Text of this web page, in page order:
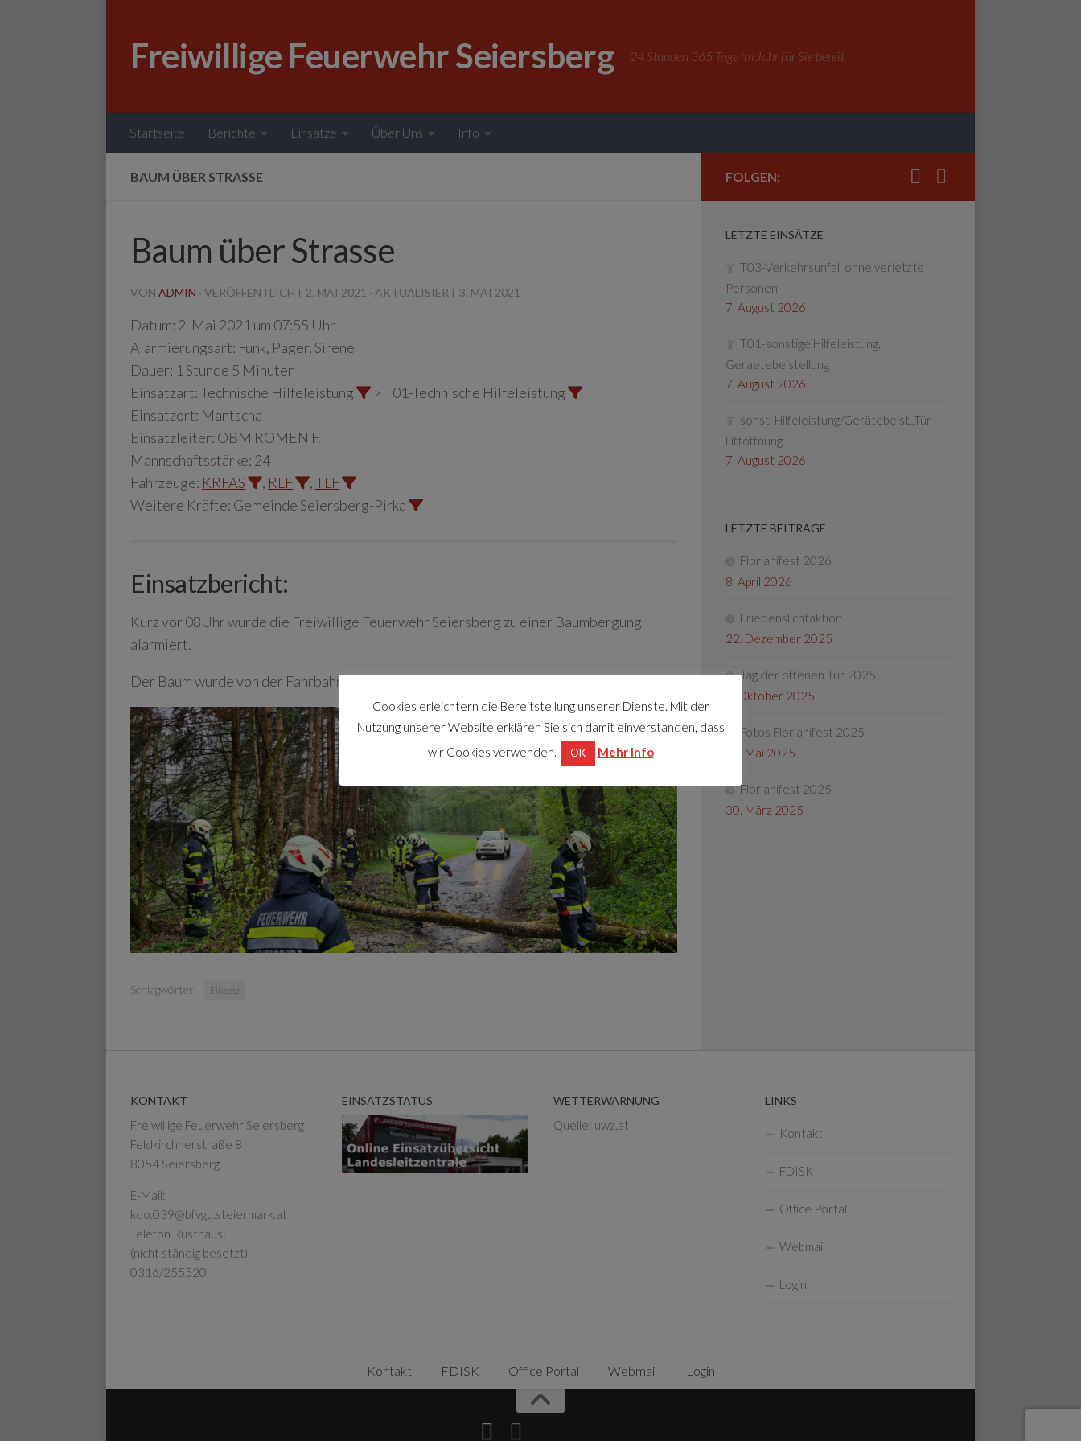
Freiwillige Feuerwehr Seiersberg 24 Stunden 365 Tage im Jahr für Sie bereit
Startseite Berichte Einsätze Über Uns Info
BAUM ÜBER STRASSE
Baum über Strasse
VON ADMIN · VERÖFFENTLICHT 2. MAI 2021 · AKTUALISIERT 3. MAI 2021
Datum: 2. Mai 2021 um 07:55 Uhr
Alarmierungsart: Funk, Pager, Sirene
Dauer: 1 Stunde 5 Minuten
Einsatzart:Technische Hilfeleistung
> T01-Technische Hilfeleistung
Einsatzort: Mantscha
Einsatzleiter: OBM ROMEN F.
Mannschaftsstärke: 24
Fahrzeuge: KRFAS , RLF ,TLF
Weitere Kräfte: Gemeinde Seiersberg-Pirka
Einsatzbericht:
Kurz vor 08Uhr wurde die Freiwillige Feuerwehr Seiersberg zu einer Baumbergung
alarmiert.
Der Baum wurde von der Fahrbahn entfernt.
Schlagwörter: Einsatz
FOLGEN:
LETZTE EINSÄTZE
T03-Verkehrsunfall ohne verletzte
Personen
7. August 2026
T01-sonstige Hilfeleistung,
Geraetebeistellung
7. August 2026
sonst. Hilfeleistung/Gerätebeist.,Tür-
Liftöffnung
7. August 2026
LETZTE BEITRÄGE
Florianifest 2026
8. April 2026
Friedenslichtaktion
22. Dezember 2025
Tag der offenen Tür 2025
4. Oktober 2025
Fotos Florianifest 2025
13. Mai 2025
Florianifest 2025
30. März 2025
KONTAKT
Freiwillige Feuerwehr Seiersberg
Feldkirchnerstraße 8
8054 Seiersberg
E-Mail:
kdo.039@bfvgu.steiermark.at
Telefon Rüsthaus:
(nicht ständig besetzt)
0316/255520
EINSATZSTATUS WETTERWARNUNG
Quelle: uwz.at
LINKS
Kontakt
FDISK
Office Portal
Webmail
Login
Kontakt FDISK Office Portal Webmail Login
Cookies erleichtern die Bereitstellung unserer Dienste. Mit der
Nutzung unserer Website erklären Sie sich damit einverstanden, dass
wir Cookies verwenden.
OK Mehr Info